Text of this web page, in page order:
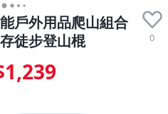
戶外用品爬山組合
徒步登山棍
0